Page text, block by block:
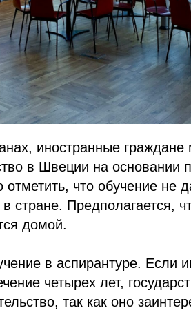
иностранные граждане
в Швеции на основании
что обучение не
стране. Предполагается,
домой.
в аспирантуре. Если
четырех лет,
так как оно